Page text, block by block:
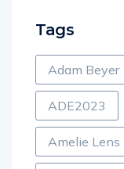
Tags
Adam Beyer
ADE2023
Amelie Lens